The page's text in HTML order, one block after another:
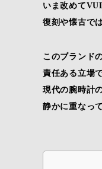
いま改めて
復刻や懐古で
このブランド
責任ある立場
現代の腕時計
静かに重なっ